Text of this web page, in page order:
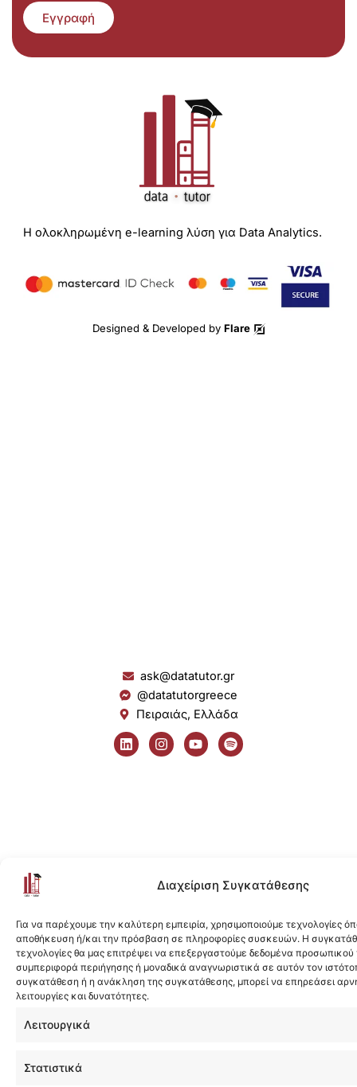
Διαχείριση Συγκατάθεσης
Για να παρέχουμε την καλύτερη εμπειρία, χρησιμοποιούμε τεχνολογίες
αποθήκευση ή/και την πρόσβαση σε πληροφορίες συσκευών. Η
τεχνολογίες θα μας επιτρέψει να επεξεργαστούμε δεδομένα
συμπεριφορά περιήγησης ή μοναδικά αναγνωριστικά σε αυτόν τον
συγκατάθεση ή η ανάκληση της συγκατάθεσης, μπορεί να επηρεάσει
λειτουργίες και δυνατότητες.
Λειτουργικά
Στατιστικά
Εγγραφή
Η ολοκληρωμένη e-learning λύση για Data Analytics.
Designed & Developed by Flare
ask@datatutor.gr
@datatutorgreece
Πειραιάς, Ελλάδα
L
i
n
I
n
s
Y
o
u
S
p
o